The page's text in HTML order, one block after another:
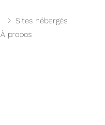
Sites hébergés
À propos